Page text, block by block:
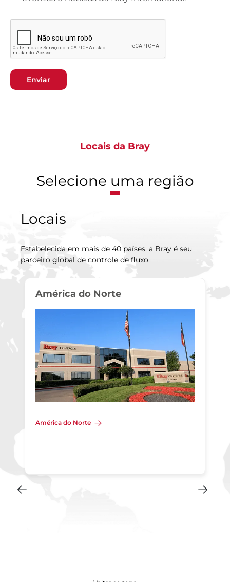
Enviar
Locais da Bray
Selecione uma região
Locais
Estabelecida em mais de 40 países, a Bray é seu
parceiro global de controle de fluxo.
América do Norte
América do Norte